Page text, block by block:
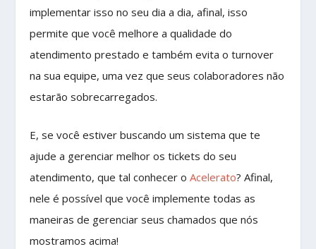
implementar isso no seu dia a dia, afinal, isso
permite que você melhore a qualidade do
atendimento prestado e também evita o turnover
na sua equipe, uma vez que seus colaboradores não
estarão sobrecarregados.
E, se você estiver buscando um sistema que te
ajude a gerenciar melhor os tickets do seu
atendimento, que tal conhecer oAcelerato? Afinal,
nele é possível que você implemente todas as
maneiras de gerenciar seus chamados que nós
mostramos acima!